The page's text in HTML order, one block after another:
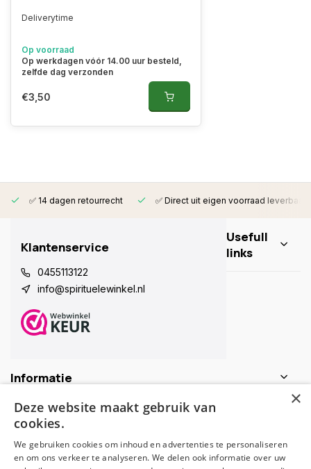
Deliverytime
Op voorraad
Op werkdagen vóór 14.00 uur besteld,
zelfde dag verzonden
€3,50
✅ 14 dagen retourrecht ✅ Direct uit eigen voorraad leverbaar
Klantenservice
0455113122
info@spirituelewinkel.nl
Usefull
links
Informatie
Contactgegevens
Schijf je nu in voor de nieuwsbrief
×
Deze website maakt gebruik van
cookies.
We gebruiken cookies om inhoud en advertenties te personaliseren
en om ons verkeer te analyseren. We delen ook informatie over uw